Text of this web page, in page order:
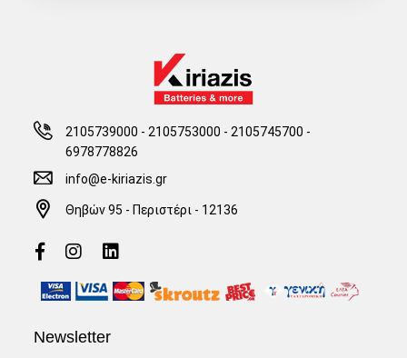
2105739000 - 2105753000 - 2105745700 -
6978778826
info@e-kiriazis.gr
Θηβών 95 - Περιστέρι - 12136
Newsletter